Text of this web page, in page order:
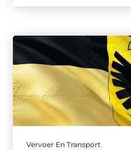
Vervoer En Transport